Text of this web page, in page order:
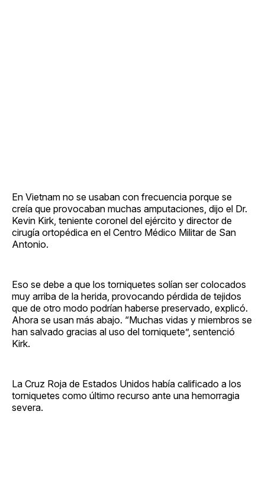
En Vietnam no se usaban con frecuencia porque se
creía que provocaban muchas amputaciones, dijo el Dr.
Kevin Kirk, teniente coronel del ejército y director de
cirugía ortopédica en el Centro Médico Militar de San
Antonio.
Eso se debe a que los torniquetes solían ser colocados
muy arriba de la herida, provocando pérdida de tejidos
que de otro modo podrían haberse preservado, explicó.
Ahora se usan más abajo. “Muchas vidas y miembros se
han salvado gracias al uso del torniquete”, sentenció
Kirk.
La Cruz Roja de Estados Unidos había calificado a los
torniquetes como último recurso ante una hemorragia
severa.